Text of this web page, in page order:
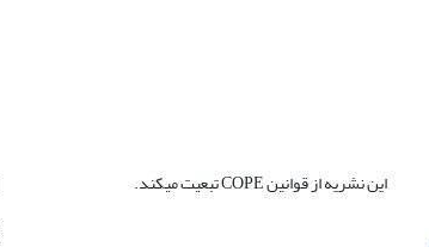
این نشریه از قوانین COPE تبعیت میکند.